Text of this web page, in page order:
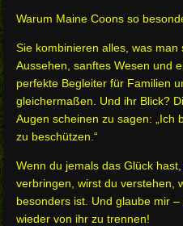
Warum Maine Coons so
Sie kombinieren alles, was
Aussehen, sanftes Wesen und
perfekte Begleiter für Familien
gleichermaßen. Und ihr Blick?
Augen scheinen zu sagen: „Ich
zu beschützen.“
Wenn du jemals das Glück
verbringen, wirst du verstehen,
besonders ist. Und glaube mir
wieder von ihr zu trennen!